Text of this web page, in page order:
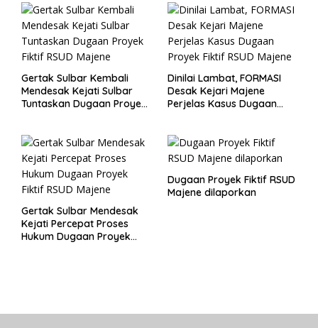
Gertak Sulbar Kembali
Mendesak Kejati Sulbar
Tuntaskan Dugaan Proyek
Dinilai Lambat, FORMASI
Desak Kejari Majene
Perjelas Kasus Dugaan
Gertak Sulbar Mendesak
Kejati Percepat Proses
Hukum Dugaan Proyek
Dugaan Proyek Fiktif RSUD
Majene dilaporkan